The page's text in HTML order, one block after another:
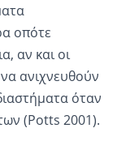
οπότε
αν και οι
ανιχνευθούν
όταν
(Potts 2001).